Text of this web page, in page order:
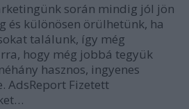
során mindig jól jön
és különösen örülhetünk, ha
találunk, így még
hogy még jobbá tegyük
hasznos, ingyenes
AdsReport Fizetett